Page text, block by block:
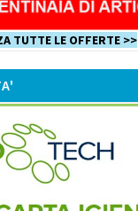
TUTTE LE OFFERTE >>